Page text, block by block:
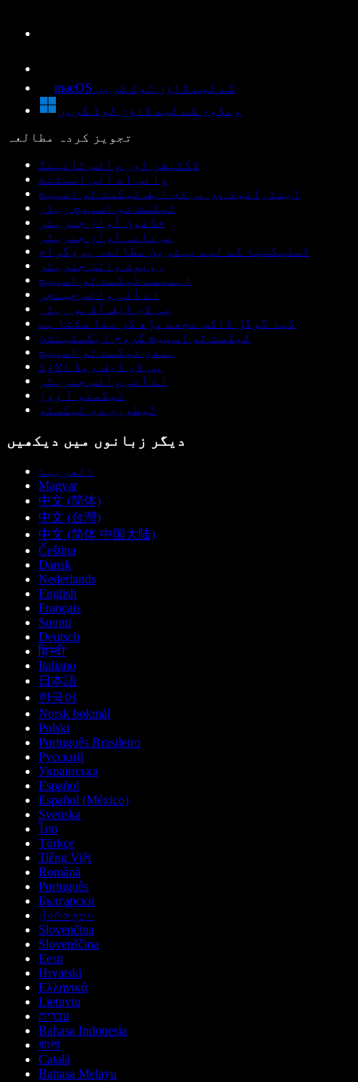
macOS کے لیے ڈاؤن لوڈ کریں
ونڈوز کے لیے ڈاؤن لوڈ کریں
تجویز کردہ مطالعہ
ڈکٹیشن اور وائس ٹائپنگ
وائس اے آئی اسسٹنٹ
اینڈرائیڈ پر پی ڈی ایف ٹیکسٹ ٹو اسپیچ
ٹیکسٹ ٹو اسپیچ ریڈر
خاتون آواز جنریٹر
مردانہ آواز جنریٹر
ڈسلیکسیا کے لیے بہترین مطالعہ پروگرام
روبوٹ وائس جنریٹر
اینیمے ٹیکسٹ ٹو اسپیچ
اے آئی وائس چینجر
پی ڈی ایف آڈیو ریڈر
کیا گوگل ڈاکس مجھے پڑھ کر سنا سکتا ہے
ٹیکسٹ ٹو اسپیچ کروم ایکسٹینشن
ہندی ٹیکسٹ ٹو اسپیچ
پی ڈی ایف ریڈ الاؤڈ
اے آئی وائس جنریٹر
ٹیکستو آ ووز
لیطوری دی ٹیکسٹو
دیگر زبانوں میں دیکھیں
العربية
Magyar
中文 (简体)
中文 (台灣)
中文 (简体 中国大陆)
Čeština
Dansk
Nederlands
English
Français
Suomi
Deutsch
हिन्दी
Italiano
日本語
한국어
Norsk bokmål
Polski
Português Brasileiro
Русский
Українська
Español
Español (México)
Svenska
ไทย
Türkçe
Tiếng Việt
Română
Português
Български
ქართული
Slovenčina
Slovenščina
Eesti
Hrvatski
Ελληνικά
Lietuvių
עברית
Bahasa Indonesia
বাংলা
Català
Bahasa Melayu